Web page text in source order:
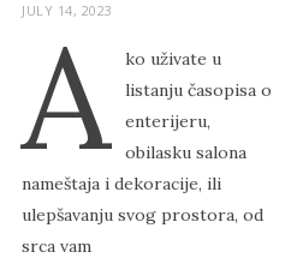
P
E
JULY 14, 2023
A
ko uživate u
listanju časopisa o
enterijeru,
obilasku salona
nameštaja i dekoracije, ili
ulepšavanju svog prostora, od
srca vam